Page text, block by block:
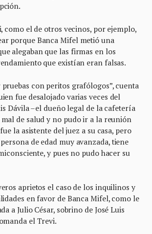
como el de otros vecinos, por ejemplo,
porque Banca Mifel metió una
alegaban que las firmas en los
que existían eran falsas.
pruebas con peritos grafólogos”, cuenta
fue desalojado varias veces del
Dávila –el dueño legal de la cafetería
de salud y no pudo ir a la reunión
la asistente del juez a su casa, pero
de edad muy avanzada, tiene
y pues no pudo hacer su
aprietos el caso de los inquilinos y
en favor de Banca Mifel, como le
a Julio César, sobrino de José Luis
el Trevi.